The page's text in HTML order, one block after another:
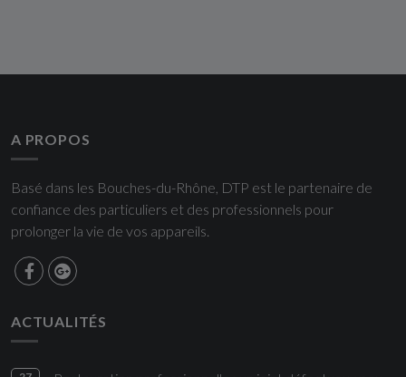
A PROPOS
Basé dans les Bouches-du-Rhône, DTP est le partenaire de
confiance des particuliers et des professionnels pour
prolonger la vie de vos appareils.
ACTUALITÉS